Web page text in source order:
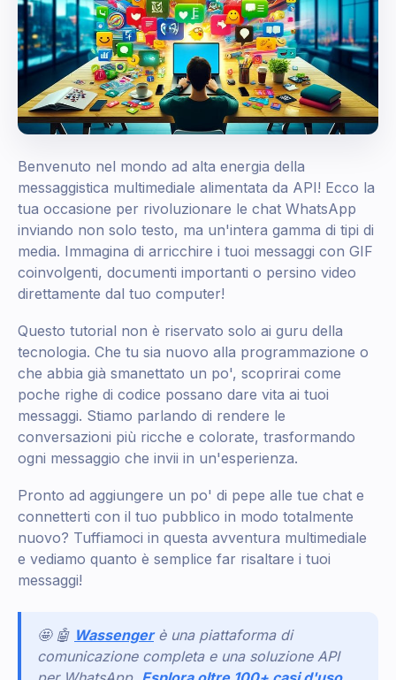
Benvenuto nel mondo ad alta energia della
messaggistica multimediale alimentata da API! Ecco la
tua occasione per rivoluzionare le chat WhatsApp
inviando non solo testo, ma un'intera gamma di tipi di
media. Immagina di arricchire i tuoi messaggi con GIF
coinvolgenti, documenti importanti o persino video
direttamente dal tuo computer!
Questo tutorial non è riservato solo ai guru della
tecnologia. Che tu sia nuovo alla programmazione o
che abbia già smanettato un po', scoprirai come
poche righe di codice possano dare vita ai tuoi
messaggi. Stiamo parlando di rendere le
conversazioni più ricche e colorate, trasformando
ogni messaggio che invii in un'esperienza.
Pronto ad aggiungere un po' di pepe alle tue chat e
connetterti con il tuo pubblico in modo totalmente
nuovo? Tuffiamoci in questa avventura multimediale
e vediamo quanto è semplice far risaltare i tuoi
messaggi!
🤩 🤖 Wassengerè una piattaforma di
comunicazione completa e una soluzione API